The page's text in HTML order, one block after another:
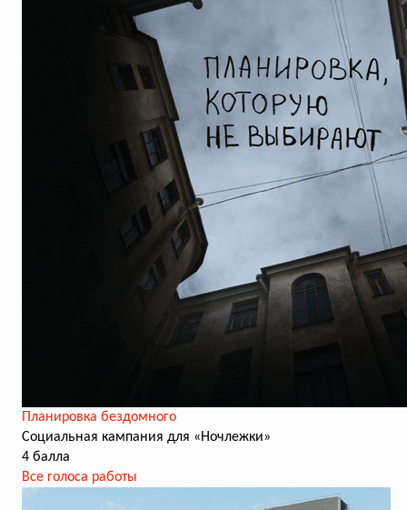
Планировка бездомного
Социальная кампания для «Ночлежки»
4 балла
Все голоса работы